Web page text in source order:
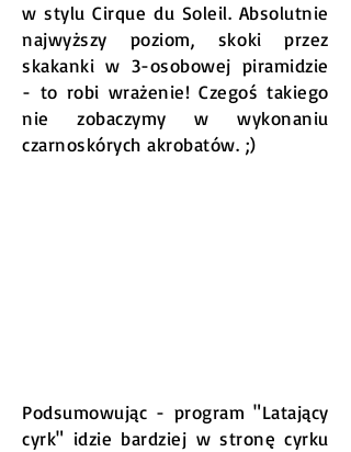
w stylu Cirque du Soleil. Absolutnie
najwyższy poziom, skoki przez
skakanki w 3-osobowej piramidzie
- to robi wrażenie! Czegoś takiego
nie zobaczymy w wykonaniu
czarnoskórych akrobatów. ;)
Podsumowując - program "Latający
cyrk" idzie bardziej w stronę cyrku